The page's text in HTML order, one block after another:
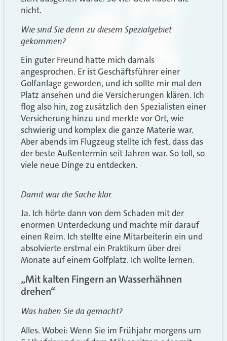
nicht.
Wie sind Sie denn zu diesem Spezialgebiet
gekommen?
Ein guter Freund hatte mich damals
angesprochen. Er ist Geschäftsführer einer
Golfanlage geworden, und ich sollte mir mal den
Platz ansehen und die Versicherungen klären. Ich
flog also hin, zog zusätzlich den Spezialisten einer
Versicherung hinzu und merkte vor Ort, wie
schwierig und komplex die ganze Materie war.
Aber abends im Flugzeug stellte ich fest, dass das
der beste Außentermin seit Jahren war. So toll, so
viele neue Dinge zu entdecken.
Damit war die Sache klar.
Ja. Ich hörte dann von dem Schaden mit der
enormen Unterdeckung und machte mir darauf
einen Reim. Ich stellte eine Mitarbeiterin ein und
absolvierte erstmal ein Praktikum über drei
Monate auf einem Golfplatz. Ich wollte lernen.
„Mit kalten Fingern an Wasserhähnen
drehen“
Was haben Sie da gemacht?
Alles. Wobei: Wenn Sie im Frühjahr morgens um